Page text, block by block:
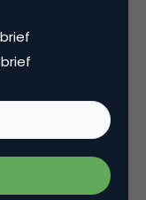
in
naar
en in dit
(geen